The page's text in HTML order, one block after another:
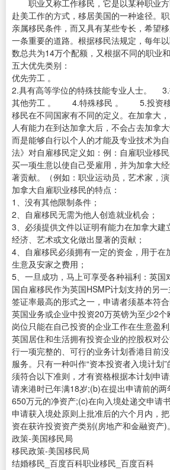
职业又称工作移民，它是以某种职业方
赴美工作的方式，移居美国的一种途径。
亲属移民条件，而又具有某些专长，希望
一条重要的道路。根据移民法规定，每年
数总共为14万个配额，又根据不同的职业
五大优先类别：
优先劳工 。
2.具有高等学位的特殊技能专业人士。 3.
其他劳工 。 4.特殊移民 。 5.投资移
移民在不同国家有不同的定义。在加拿大
人有能力在到达加拿大后，不会占去加拿
而是能够自行以个人的才能及专业技术为
法》对自雇移民定义如：例：自雇职业移
买一项生意以使自己受雇用，并为加拿大
著贡献。（例如：职业运动员，艺术家，演
加拿大自雇职业移民的特点：
1、没有其他限制条件；
2、自雇移民无需为他人创造就业机会；
3、必须提供文件以证明有能力在加拿大建
经济、艺术或文化做出显著的贡献；
4、自雇移民必须拥有一定的资金，用于在
生意及安家之费用；
5、一旦成功，马上可享受各种福利：英国
国自雇移民作为英国HSMP计划支持的另
签证率最高的形式之一，申请者须基本符
英国业务或企业中投资20万英镑为至少2
岗位只能在自己投资的企业工作在生意盈
英国居住和生活拥有投资企业的控股权对
行一项完整的、可行的业务计划香港目前
服务。只有一种叫作“资本投资者入境计划
须符合以下准则，才有资格根据本计划申
请来港时已年满18岁;(b)在提出申请前的
650万元的净资产;(c)在向入境处递交申请
申请获入境处原则上批准后的六个月内，
资在获许投资资产类别(房地产和金融资产)。
政策-美国移民局
移民政策-美国移民局
结婚移民_百度百科职业移民_百度百科